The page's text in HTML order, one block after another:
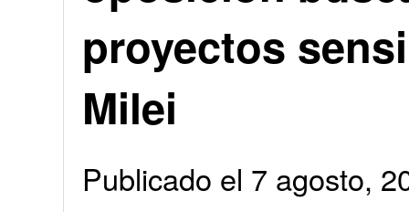
proyectos
Milei
Publicado el 7 agosto,